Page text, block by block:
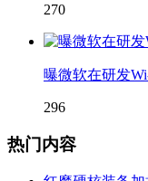
270
曝微软在研发
296
热门内容